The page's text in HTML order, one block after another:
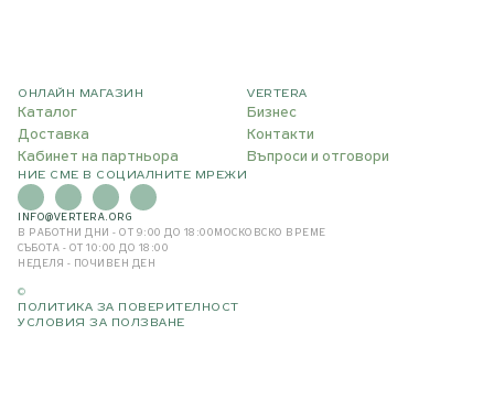
ОНЛАЙН МАГАЗИН
Каталог
Доставка
Кабинет на партньора
VERTERA
Бизнес
Контакти
Въпроси и отговори
НИЕ СМЕ В СОЦИАЛНИТЕ МРЕЖИ
INFO@VERTERA.ORG
В РАБОТНИ ДНИ - ОТ 9:00 ДО 18:00 МОСКОВСКО ВРЕМЕ
СЪБОТА - ОТ 10:00 ДО 18:00
НЕДЕЛЯ - ПОЧИВЕН ДЕН
©
ПОЛИТИКА ЗА ПОВЕРИТЕЛНОСТ
УСЛОВИЯ ЗА ПОЛЗВАНЕ